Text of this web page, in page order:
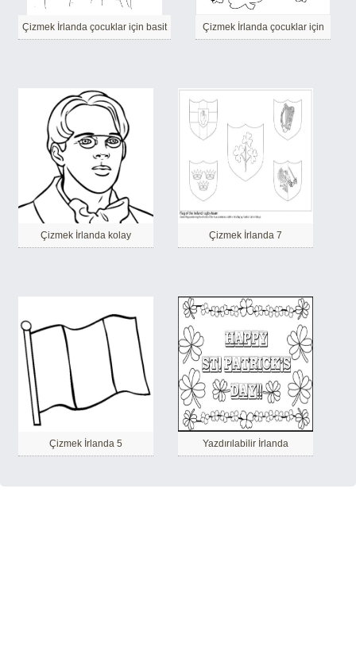
Çizmek İrlanda çocuklar için basit Çizmek İrlanda çocuklar için
Çizmek İrlanda kolay Çizmek İrlanda 7
Çizmek İrlanda 5 Yazdırılabilir İrlanda